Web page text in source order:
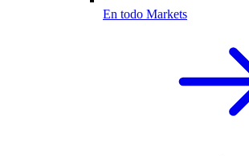
En todo Markets